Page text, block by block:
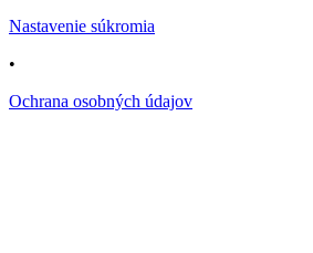
Nastavenie súkromia
•
Ochrana osobných údajov